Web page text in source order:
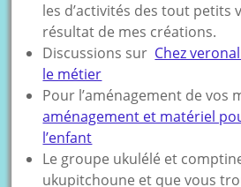
les d’activités des tout petits
résultat de mes créations.
Discussions sur Chez
le métier
Pour l’aménagement de vos
aménagement et matériel
l’enfant
Le groupe ukulélé et
ukupitchoune et que vous